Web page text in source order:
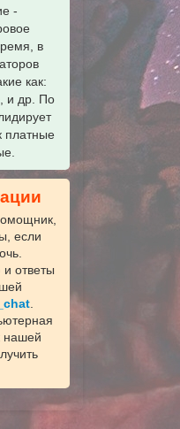
-
в
как:
и др. По
платные
если
ответы
.
нашей